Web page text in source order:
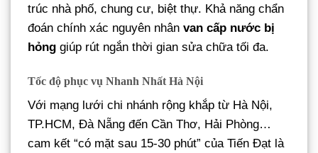
trúc nhà phố, chung cư, biệt thự. Khả năng chẩn
đoán chính xác nguyên nhân van cấp nước bị
hỏng giúp rút ngắn thời gian sửa chữa tối đa.
Tốc độ phục vụ Nhanh Nhất Hà Nội
Với mạng lưới chi nhánh rộng khắp từ Hà Nội,
TP.HCM, Đà Nẵng đến Cần Thơ, Hải Phòng…
cam kết “có mặt sau 15-30 phút” của Tiến Đạt là